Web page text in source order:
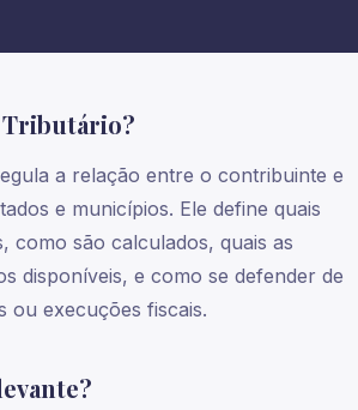
a relação entre o contribuinte e
e municípios. Ele define quais
como são calculados, quais as
disponíveis, e como se defender de
ou execuções fiscais.